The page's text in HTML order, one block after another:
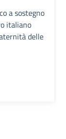
a sostegno
italiano
delle